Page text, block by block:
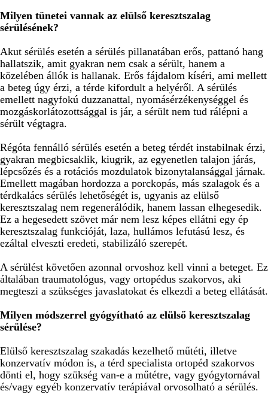
Milyen tünetei vannak az elülső keresztszalag
sérülésének?
Akut sérülés esetén a sérülés pillanatában erős, pattanó hang
hallatszik, amit gyakran nem csak a sérült, hanem a
közelében állók is hallanak. Erős fájdalom kíséri, ami mellett
a beteg úgy érzi, a térde kifordult a helyéről. A sérülés
emellett nagyfokú duzzanattal, nyomásérzékenységgel és
mozgáskorlátozottsággal is jár, a sérült nem tud rálépni a
sérült végtagra.
Régóta fennálló sérülés esetén a beteg térdét instabilnak érzi,
gyakran megbicsaklik, kiugrik, az egyenetlen talajon járás,
lépcsőzés és a rotációs mozdulatok bizonytalansággal járnak.
Emellett magában hordozza a porckopás, más szalagok és a
térdkalács sérülés lehetőségét is, ugyanis az elülső
keresztszalag nem regenerálódik, hanem lassan elhegesedik.
Ez a hegesedett szövet már nem lesz képes ellátni egy ép
keresztszalag funkcióját, laza, hullámos lefutású lesz, és
ezáltal elveszti eredeti, stabilizáló szerepét.
A sérülést követően azonnal orvoshoz kell vinni a beteget. Ez
általában traumatológus, vagy ortopédus szakorvos, aki
megteszi a szükséges javaslatokat és elkezdi a beteg ellátását.
Milyen módszerrel gyógyítható az elülső keresztszalag
sérülése?
Elülső keresztszalag szakadás kezelhető műtéti, illetve
konzervatív módon is, a térd specialista ortopéd szakorvos
dönti el, hogy szükség van-e a műtétre, vagy gyógytornával
és/vagy egyéb konzervatív terápiával orvosolható a sérülés.